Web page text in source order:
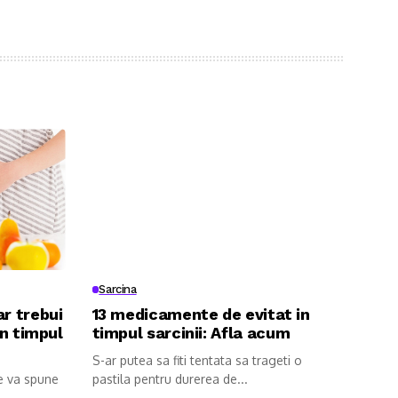
trebui
timpul
va spune
Sarcina
13 medicamente de evitat in
timpul sarcinii: Afla acum
S-ar putea sa fiti tentata sa trageti o
pastila pentru durerea de...